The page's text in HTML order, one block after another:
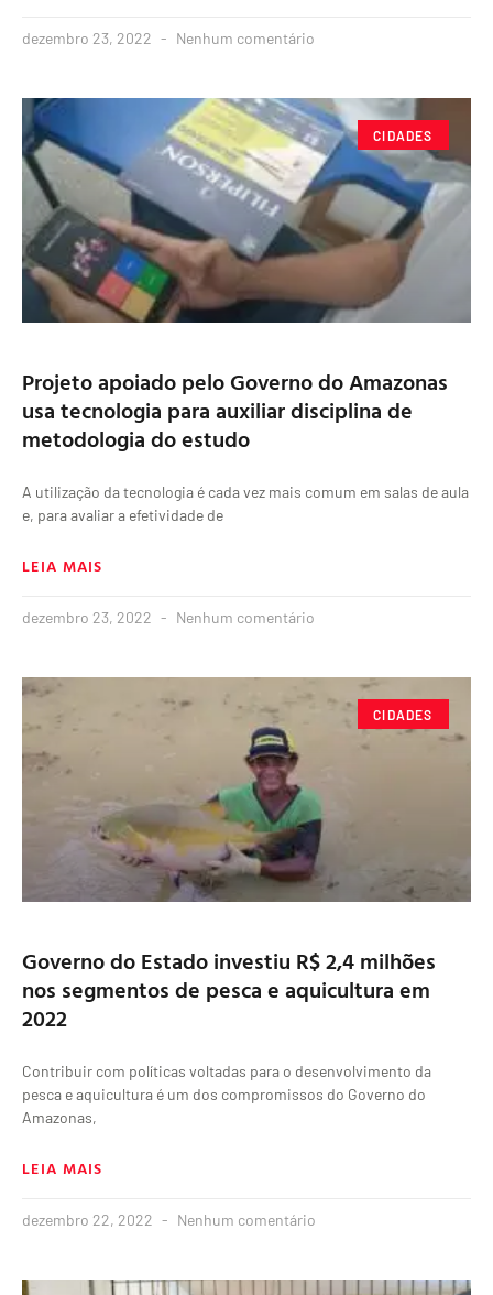
dezembro 23, 2022 Nenhum comentário
CIDADES
Projeto apoiado pelo Governo do Amazonas
usa tecnologia para auxiliar disciplina de
metodologia do estudo
A utilização da tecnologia é cada vez mais comum em salas de aula
e, para avaliar a efetividade de
LEIA MAIS
dezembro 23, 2022 Nenhum comentário
CIDADES
Governo do Estado investiu R$ 2,4 milhões
nos segmentos de pesca e aquicultura em
2022
Contribuir com políticas voltadas para o desenvolvimento da
pesca e aquicultura é um dos compromissos do Governo do
Amazonas,
LEIA MAIS
dezembro 22, 2022 Nenhum comentário